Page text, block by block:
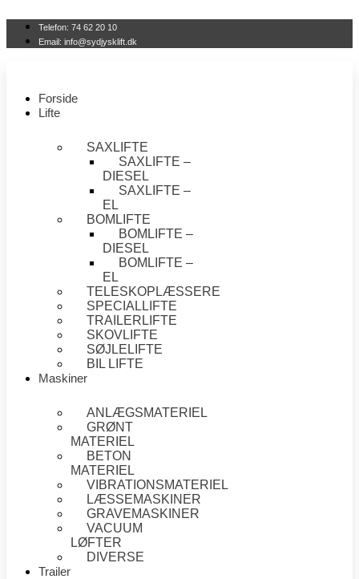
indhold
Telefon: 74 62 20 10
Email: info@sydjysklift.dk
Forside
Lifte
SAXLIFTE
SAXLIFTE –
DIESEL
SAXLIFTE –
EL
BOMLIFTE
BOMLIFTE –
DIESEL
BOMLIFTE –
EL
TELESKOPLÆSSERE
SPECIALLIFTE
TRAILERLIFTE
SKOVLIFTE
SØJLELIFTE
BIL LIFTE
Maskiner
ANLÆGSMATERIEL
GRØNT
MATERIEL
BETON
MATERIEL
VIBRATIONSMATERIEL
LÆSSEMASKINER
GRAVEMASKINER
VACUUM
LØFTER
DIVERSE
Trailer